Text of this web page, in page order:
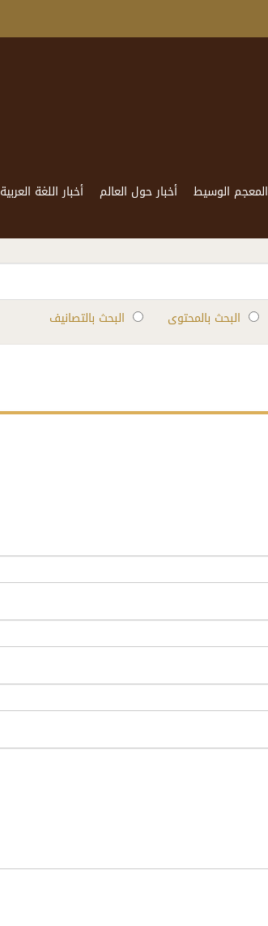
المعجم الوسيط أخبار حول العالم أخبار اللغة العربية
البحث بالمحتوى البحث بالتصانيف